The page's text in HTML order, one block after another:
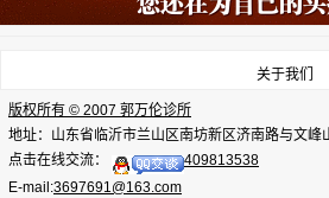
关于我们
版权所有 © 2007 郭万伦诊所
地址：山东省临沂市兰山区南坊新区济南路与文
点击在线交流：
409813538
E-mail:3697691@163.com